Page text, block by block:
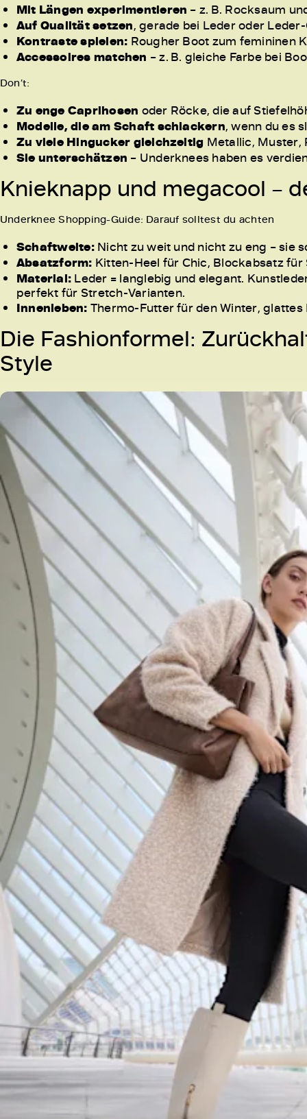
Mit Längen experimentieren – z. B. Rocksaum
Auf Qualität setzen, gerade bei Leder oder
Kontraste spielen: Rougher Boot zum femininen
Accessoires matchen – z. B. gleiche Farbe bei
Don’t:
Zu enge Caprihosen oder Röcke, die auf
Modelle, die am Schaft schlackern, wenn du es
Zu viele Hingucker gleichzeitig Metallic, Muster,
Sie unterschätzen – Underknees haben es
Knieknapp und megacool –
Underknee Shopping-Guide: Darauf solltest du achten
Schaftweite:Nicht zu weit und nicht zu eng – sie
Absatzform: Kitten-Heel für Chic, Blockabsatz
Material: Leder = langlebig und elegant.
perfekt für Stretch-Varianten.
Innenleben: Thermo-Futter für den Winter,
Die Fashionformel:
Style